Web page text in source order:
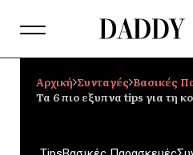
Αρχική Συνταγές Βασικές
Τα 6 πιο εξυπνα tips για τη